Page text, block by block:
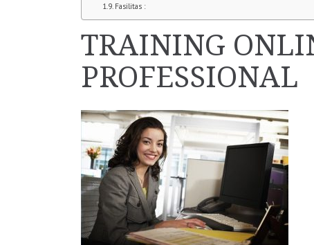
Fasilitas :
TRAINING
PROFESSIONAL